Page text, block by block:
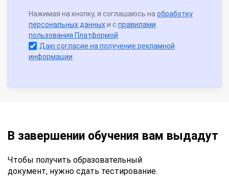
Нажимая на кнопку, я соглашаюсь на обработку
персональных данныхи с правилами
пользования Платформой
Даю согласие на получение рекламной
информации
В завершении обучения вам выдадут
Чтобы получить образовательный
документ, нужно сдать тестирование.